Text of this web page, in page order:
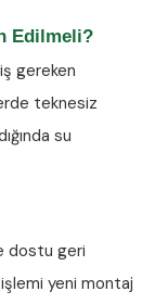
Edilmeli?
gereken
teknesiz
su
dostu geri
yeni montaj